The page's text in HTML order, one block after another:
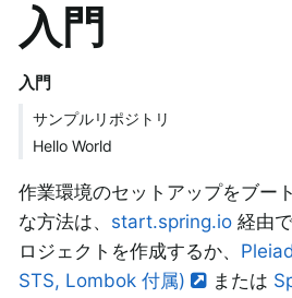
入門
入門
サンプルリポジトリ
Hello World
作業環境のセットアップをブー
な方法は、 start.spring.io 経由で
ロジェクトを作成するか、
STS, Lombok 付属)
または